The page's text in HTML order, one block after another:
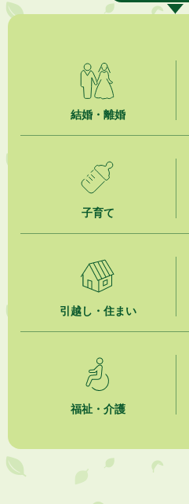
2026年8月7日
指定管理者公募中の施設について
2026年8月7日
SDGsイベント「 はじめよう、「エニ
川東病院×エニタイムフィットネス掛川
大須賀物産センター（旧サンサンファ
ィング調査
お盆期間中における自主運行バスの運行
熱中症対策「クーリングシェルター」
2026年8月6日
就職・転職相談会のご案内
結婚・離婚
子育て
引越し・住まい
福祉・介護